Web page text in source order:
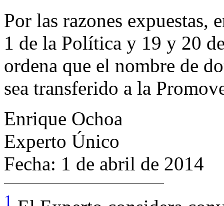
Por las razones
1 de la Política y 19 y 20
ordena que el nombre de
sea transferido a la
Enrique Ochoa
Experto Único
Fecha: 1 de abril de 2014
1